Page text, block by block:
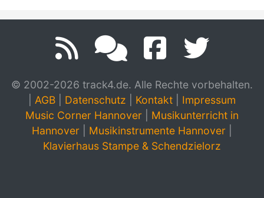
© 2002-2026 track4.de. Alle Rechte vorbehalten.
AGB Datenschutz Kontakt
Impressum
Music Corner Hannover
Musikunterricht in
Hannover
Musikinstrumente Hannover
Klavierhaus Stampe & Schendzielorz